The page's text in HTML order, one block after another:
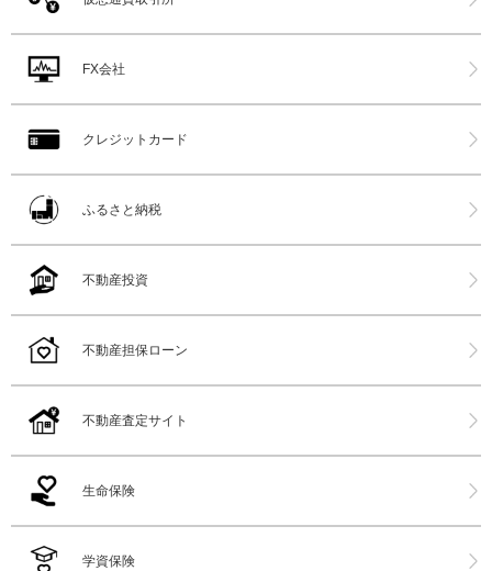
FX会社
クレジットカード
ふるさと納税
不動産投資
不動産担保ローン
不動産査定サイト
生命保険
学資保険